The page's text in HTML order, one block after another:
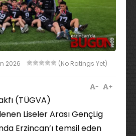
2026 (No Ratings Yet)
+
-
(TÜGVA)
Liseler Arası GençLig
Erzincan’ı temsil eden